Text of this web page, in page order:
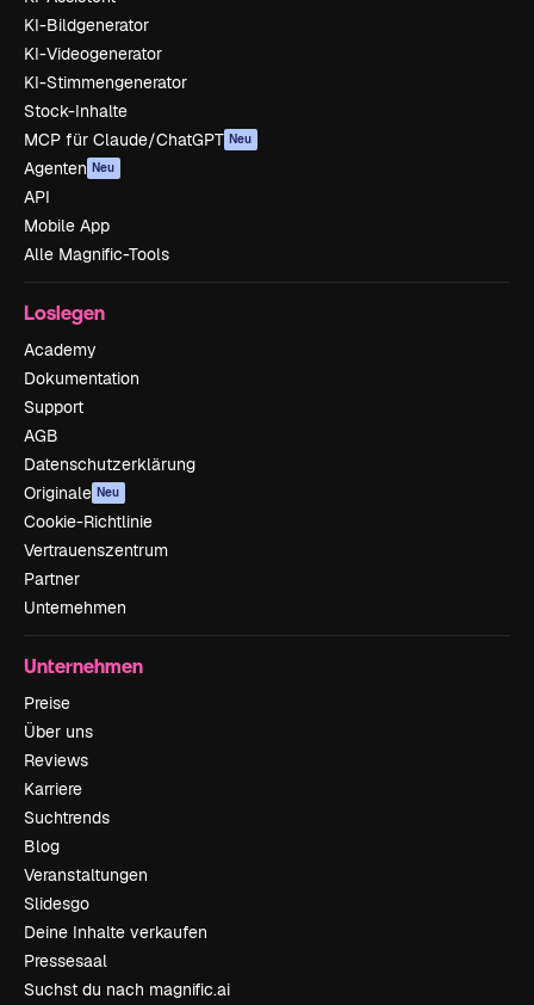
KI-Bildgenerator
KI-Videogenerator
KI-Stimmengenerator
Stock-Inhalte
MCP für Claude/ChatGPT Neu
Agenten Neu
API
Mobile App
Alle Magnific-Tools
Loslegen
Academy
Dokumentation
Support
AGB
Datenschutzerklärung
Originale Neu
Cookie-Richtlinie
Vertrauenszentrum
Partner
Unternehmen
Unternehmen
Preise
Über uns
Reviews
Karriere
Suchtrends
Blog
Veranstaltungen
Slidesgo
Deine Inhalte verkaufen
Pressesaal
Suchst du nach magnific.ai